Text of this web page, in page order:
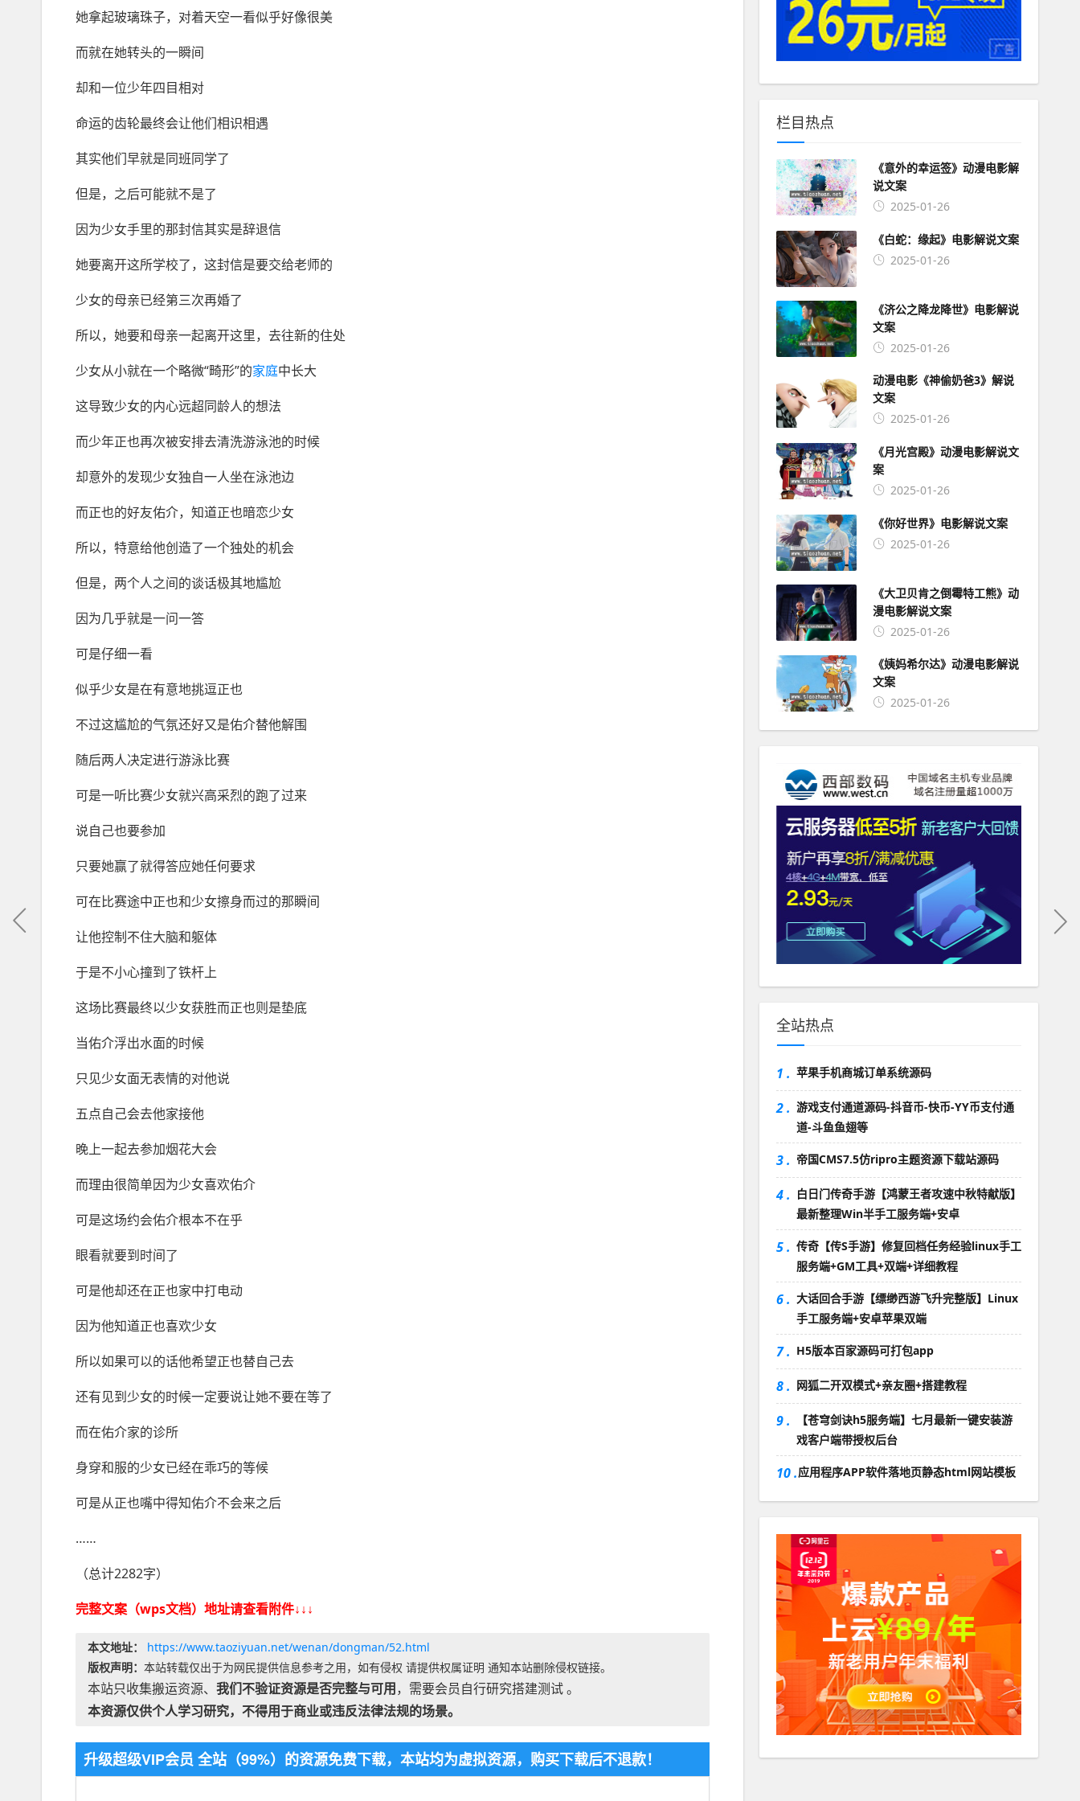
她拿起玻璃珠子，对着天空一看似乎好像很美
而就在她转头的一瞬间
却和一位少年四目相对
命运的齿轮最终会让他们相识相遇
其实他们早就是同班同学了
但是，之后可能就不是了
因为少女手里的那封信其实是辞退信
她要离开这所学校了，这封信是要交给老师的
少女的母亲已经第三次再婚了
所以，她要和母亲一起离开这里，去往新的住处
少女从小就在一个略微“畸形”的家庭中长大
这导致少女的内心远超同龄人的想法
而少年正也再次被安排去清洗游泳池的时候
却意外的发现少女独自一人坐在泳池边
而正也的好友佑介，知道正也暗恋少女
所以，特意给他创造了一个独处的机会
但是，两个人之间的谈话极其地尴尬
因为几乎就是一问一答
可是仔细一看
似乎少女是在有意地挑逗正也
不过这尴尬的气氛还好又是佑介替他解围
随后两人决定进行游泳比赛
可是一听比赛少女就兴高采烈的跑了过来
说自己也要参加
只要她赢了就得答应她任何要求
可在比赛途中正也和少女擦身而过的那瞬间
让他控制不住大脑和躯体
于是不小心撞到了铁杆上
这场比赛最终以少女获胜而正也则是垫底
当佑介浮出水面的时候
只见少女面无表情的对他说
五点自己会去他家接他
晚上一起去参加烟花大会
而理由很简单因为少女喜欢佑介
可是这场约会佑介根本不在乎
眼看就要到时间了
可是他却还在正也家中打电动
因为他知道正也喜欢少女
所以如果可以的话他希望正也替自己去
还有见到少女的时候一定要说让她不要在等了
而在佑介家的诊所
身穿和服的少女已经在乖巧的等候
可是从正也嘴中得知佑介不会来之后
……
（总计2282字）
完整文案（wps文档）地址请查看附件↓↓↓
本文地址：
https://www.taoziyuan.net/wenan/dongman/52.html
版权声明： 本站转载仅出于为网民提供信息参考之用，如有侵权 请提供权属证明 通知本站删除侵权链接。
本站只收集搬运资源、 我们不验证资源是否完整与可用，需要会员自行研究搭建测试 。
本资源仅供个人学习研究，不得用于商业或违反法律法规的场景。
升级超级VIP会员 全站（99%）的资源免费下载，本站均为虚拟资源，购买下载后不退款！
栏目热点
《意外的幸运签》动漫电影解
说文案
2025-01-26
《白蛇：缘起》电影解说文案
2025-01-26
《济公之降龙降世》电影解说
文案
2025-01-26
动漫电影《神偷奶爸3》解说
文案
2025-01-26
《月光宫殿》动漫电影解说文
案
2025-01-26
《你好世界》电影解说文案
2025-01-26
《大卫贝肯之倒霉特工熊》动
漫电影解说文案
2025-01-26
《姨妈希尔达》动漫电影解说
文案
2025-01-26
全站热点
1 . 苹果手机商城订单系统源码
2 . 游戏支付通道源码-抖音币-快币-YY币支付通
道-斗鱼鱼翅等
3 . 帝国CMS7.5仿ripro主题资源下载站源码
4 . 白日门传奇手游【鸿蒙王者攻速中秋特献版】
最新整理Win半手工服务端+安卓
5 . 传奇【传S手游】修复回档任务经验linux手工
服务端+GM工具+双端+详细教程
6 . 大话回合手游【缥缈西游飞升完整版】Linux
手工服务端+安卓苹果双端
7 . H5版本百家源码可打包app
8 . 网狐二开双模式+亲友圈+搭建教程
9 .
【苍穹剑诀h5服务端】七月最新一键安装游
戏客户端带授权后台
10 .应用程序APP软件落地页静态html网站模板